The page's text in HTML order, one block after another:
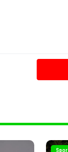
Spor